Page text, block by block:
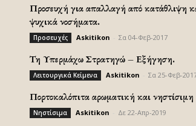
Προσευχή για απαλλαγή από κατάθλιψη
ψυχικά νοσήματα.
Προσευχές Askitikon Σα 04-Φεβ-2017
Τη Υπερμάχω Στρατηγώ – Εξήγηση.
Λειτουργικά Κείμενα Askitikon Σα 25-Φεβ-
Πορτοκαλόπιτα αρωματική και νηστίσιμη
Νηστίσιμα Askitikon Δε 22-Απρ-2019